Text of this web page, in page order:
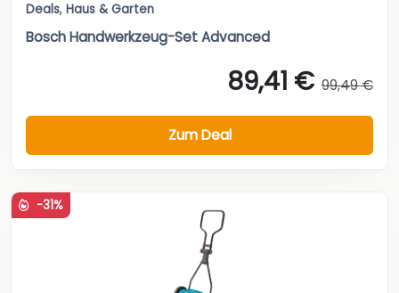
Deals, Haus & Garten
Bosch Handwerkzeug-Set Advanced
89,41 € 99,49 €
Zum Deal
-31%